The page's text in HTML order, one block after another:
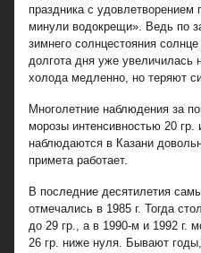
праздника с
минули водокрещи». Ведь по
зимнего солнцестояния
долгота дня уже увеличилась
холода медленно, но теряют
Многолетние наблюдения за
морозы интенсивностью 20
наблюдаются в Казани
примета работает.
В последние десятилетия
отмечались в 1985 г. Тогда
до 29 гр., а в 1990-м и 1992 г.
26 гр. ниже нуля. Бывают